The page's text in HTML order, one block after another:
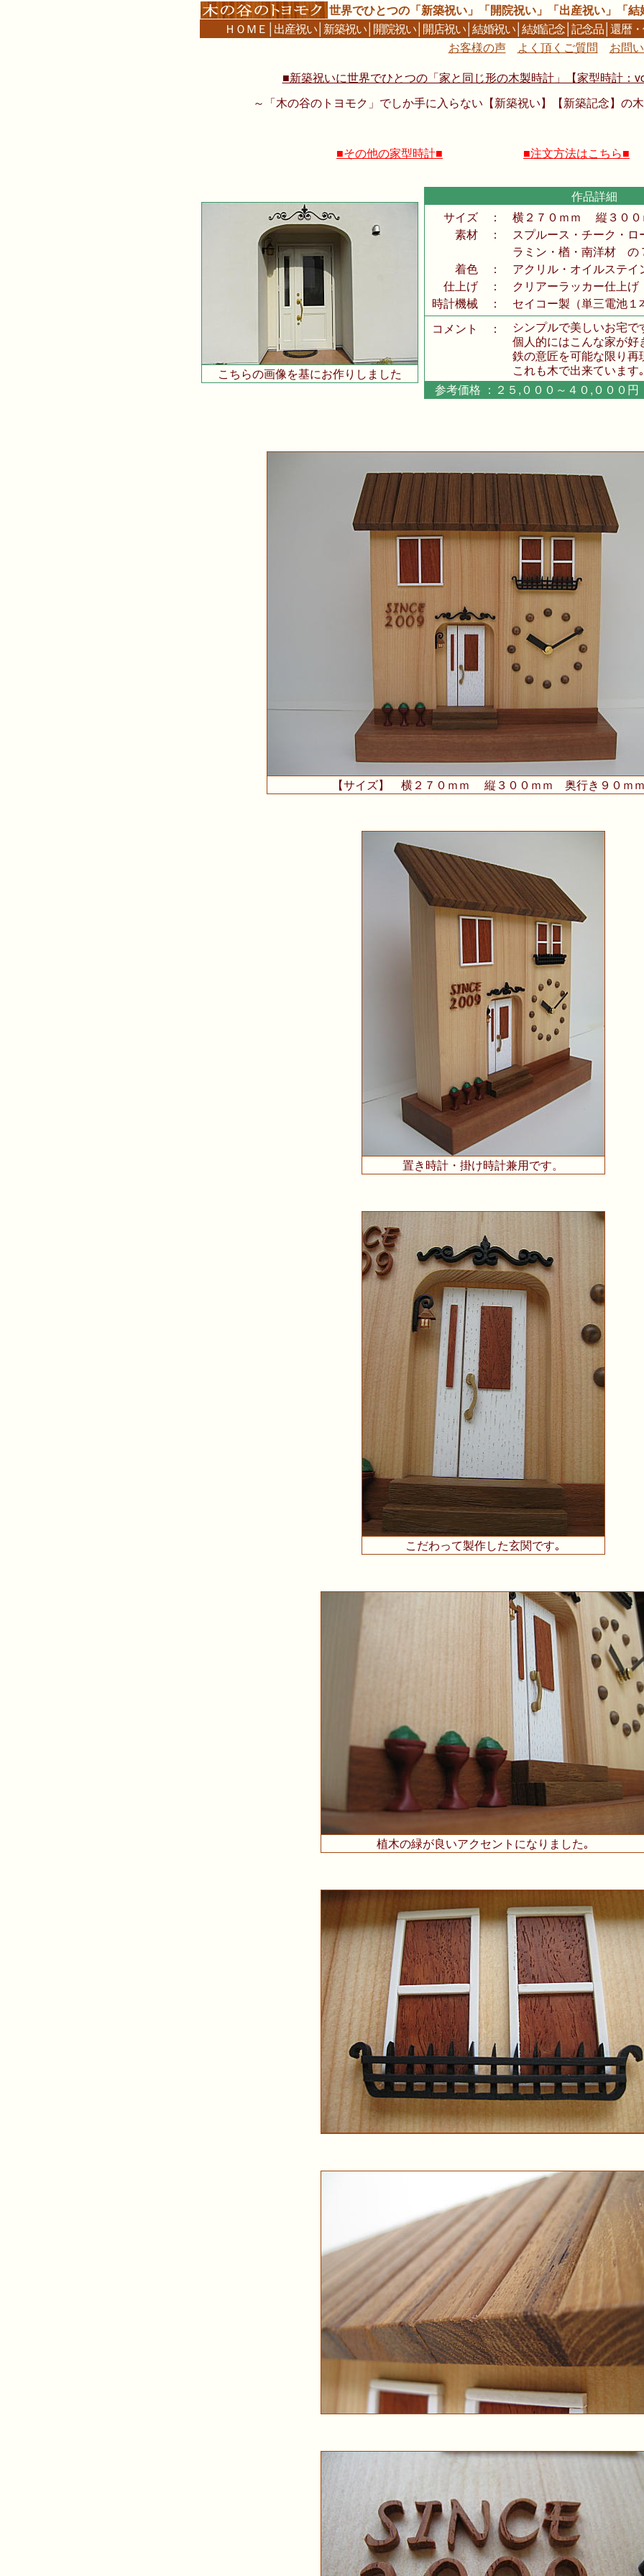
世界でひとつの「新築祝い」「開院祝い」「出産祝い」「
ＨＯＭＥ 出産祝い 新築祝い 開院祝い 開店祝い 結婚祝い 結婚記念 記念品 還暦
お客様の声
よく頂くご質問
お問
■新築祝いに世界でひとつの「家と同じ形の木製時計」【家型時計：
～「木の谷のトヨモク」でしか手に入らない【新築祝い】【新築記念】の
■その他の家型時計■ ■注文方法はこちら■
こちらの画像を基にお作りしました
作品詳細
サイズ ：
横２７０ｍｍ 縦３０
素材 ：
スプルース・チーク・ロ
ラミン・楢・南洋材 の
着色 ：
アクリル・オイルステイ
仕上げ ：
クリアーラッカー仕上げ
時計機械 ：
セイコー製（単三電池１
コメント
：
シンプルで美しいお宅で
個人的にはこんな家が好
鉄の意匠を可能な限り再
これも木で出来ています｡
参考価格 ：２５,０００～４０,００
【サイズ】 横２７０ｍｍ 縦３００ｍｍ 奥行き９０ｍ
置き時計・掛け時計兼用です。
こだわって製作した玄関です｡
植木の緑が良いアクセントになりました｡